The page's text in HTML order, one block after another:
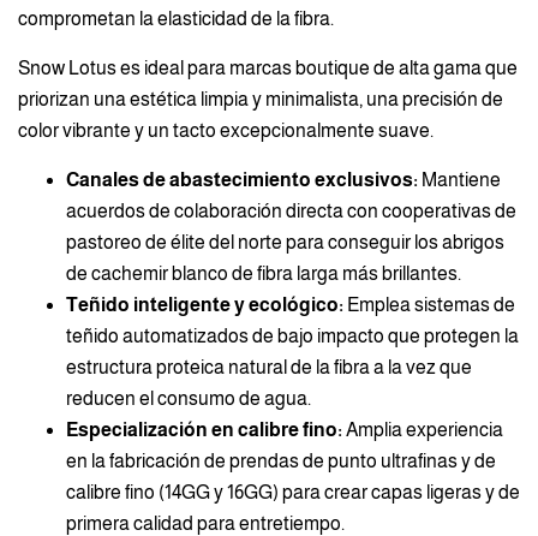
comprometan la elasticidad de la fibra.
Snow Lotus es ideal para marcas boutique de alta gama que
priorizan una estética limpia y minimalista, una precisión de
color vibrante y un tacto excepcionalmente suave.
Canales de abastecimiento exclusivos: Mantiene
acuerdos de colaboración directa con cooperativas de
pastoreo de élite del norte para conseguir los abrigos
de cachemir blanco de fibra larga más brillantes.
Teñido inteligente y ecológico: Emplea sistemas de
teñido automatizados de bajo impacto que protegen la
estructura proteica natural de la fibra a la vez que
reducen el consumo de agua.
Especialización en calibre fino: Amplia experiencia
en la fabricación de prendas de punto ultrafinas y de
calibre fino (14GG y 16GG) para crear capas ligeras y de
primera calidad para entretiempo.